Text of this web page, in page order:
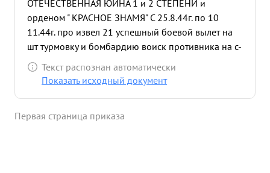
ОТЕЧЕСТВЕННАЯ ЮИНА 1 и 2 СТЕПЕНИ и
орденом " КРАСНОЕ ЗНАМЯ" С 25.8.44г. по 10
11.44г. про извел 21 успешный боевой вылет на
шт турмовку и бомбардию воиск противника на с-
те ИЛ-2. За эти 21 боевой вылет В.ШИРОКИХ
нанес о громный ущерб пр-ку в живой силе и
склад с горючим подавил о гонь 2-х
Текст распознан автоматически
Показать исходный документ
Первая страница приказа